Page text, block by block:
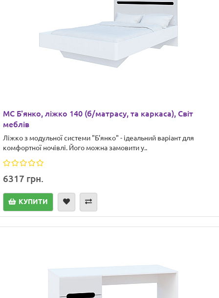
МС Б'янко, ліжко 140 (б/матрасу, та каркаса), Світ
меблів
Ліжко з модульної системи "Б'янко" - ідеальний варіант для
комфортної ночівлі. Його можна замовити у..
6317 грн.
КУПИТИ